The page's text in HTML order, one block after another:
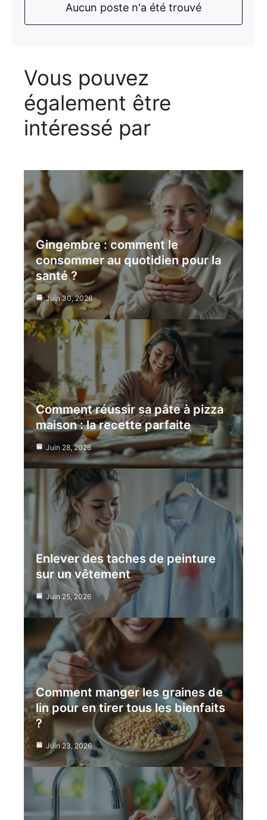
Aucun poste n'a été trouvé
Vous pouvez
également être
intéressé par
Gingembre : comment le
consommer au quotidien pour la
santé ?
Juin 30, 2026
Comment réussir sa pâte à pizza
maison : la recette parfaite
Juin 28, 2026
Enlever des taches de peinture
sur un vêtement
Juin 25, 2026
Comment manger les graines de
lin pour en tirer tous les bienfaits
?
Juin 23, 2026